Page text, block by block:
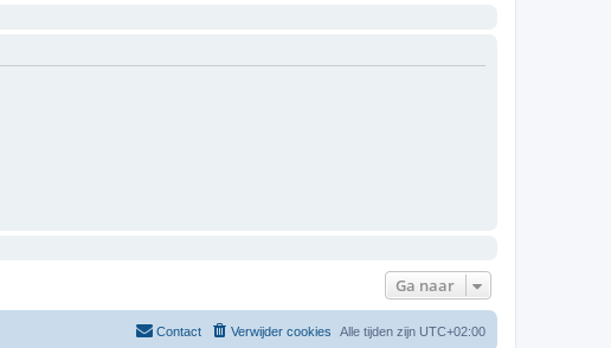
Ga naar
Alle tijden zijn UTC+02:00
Verwijder cookies
Contact